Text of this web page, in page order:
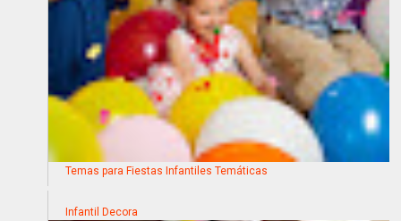
Temas para Fiestas Infantiles Temáticas
Infantil Decora